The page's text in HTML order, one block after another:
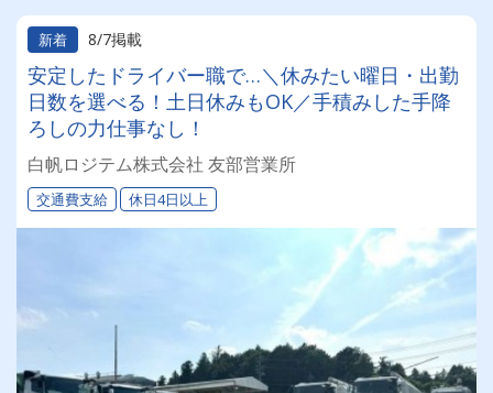
新着 8/7掲載
安定したドライバー職で…＼休みたい曜日・出勤
日数を選べる！土日休みもOK／手積みした手降
ろしの力仕事なし！
白帆ロジテム株式会社 友部営業所
交通費支給 休日4日以上